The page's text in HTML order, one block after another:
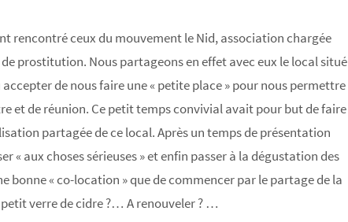
rencontré ceux du mouvement le Nid, association chargée
prostitution. Nous partageons en effet avec eux le local situé
de nous faire une « petite place » pour nous permettre
et de réunion. Ce petit temps convivial avait pour but de faire
partagée de ce local. Après un temps de présentation
« aux choses sérieuses » et enfin passer à la dégustation des
« co-location » que de commencer par le partage de la
verre de cidre ?… A renouveler ? …